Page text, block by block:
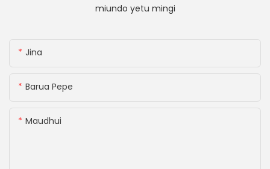
miundo yetu mingi
Jina
Barua Pepe
Maudhui